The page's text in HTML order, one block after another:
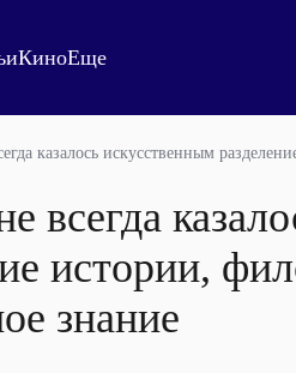
КиноЕще
казалось искусственным
истории,
знание